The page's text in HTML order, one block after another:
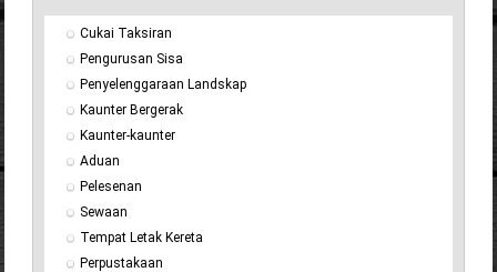
Cukai Taksiran
Pengurusan Sisa
Penyelenggaraan Landskap
Kaunter Bergerak
Kaunter-kaunter
Aduan
Pelesenan
Sewaan
Tempat Letak Kereta
Perpustakaan